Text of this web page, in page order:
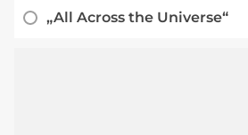
„All Across the Universe“